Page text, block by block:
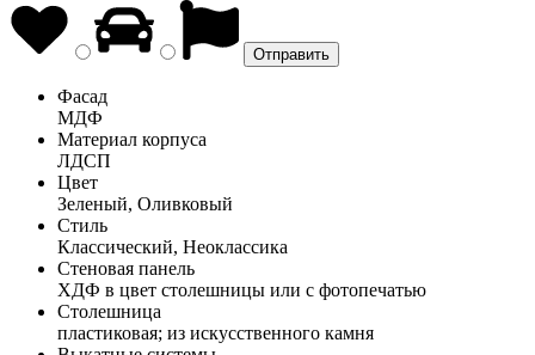
Фасад
МДФ
Материал корпуса
ЛДСП
Цвет
Зеленый, Оливковый
Стиль
Классический, Неоклассика
Стеновая панель
ХДФ в цвет столешницы или с фотопечатью
Столешница
пластиковая; из искусственного камня